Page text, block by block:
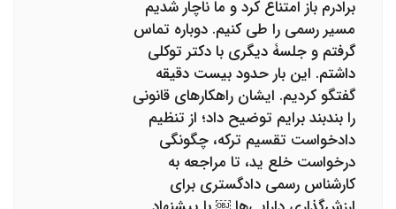
برادرم باز امتناع کرد و ما ناچار شدیم
مسیر رسمی را طی کنیم. دوباره تماس
گرفتم و جلسۀ دیگری با دکتر توکلی
داشتم. این بار حدود بیست دقیقه
گفتگو کردیم. ایشان راهکارهای قانونی
را بندبند برایم توضیح داد؛ از تنظیم
دادخواست تقسیم ترکه، چگونگی
درخواست خلع ید، تا مراجعه به
کارشناس رسمی دادگستری برای